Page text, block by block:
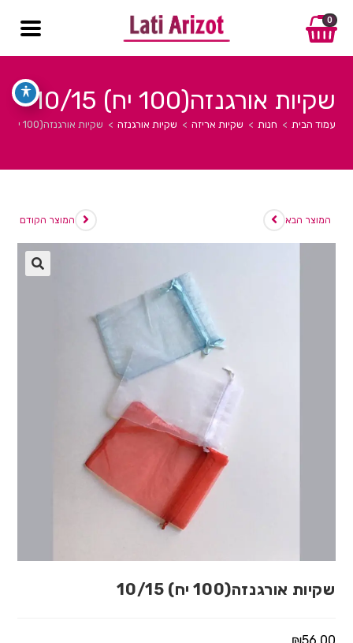
0
שקיות אורגנזה(100 יח) 10/15
עמוד הבית > חנות > שקיות אריזה > שקיות אורגנזה > שקיות אורגנזה(100 יח) 10/15
המוצר הקודם המוצר הבא
שקיות אורגנזה(100 יח) 10/15